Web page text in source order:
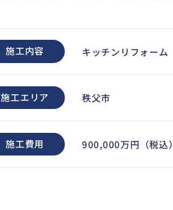
施工内容 キッチンリフォーム
施工エリア 秩父市
施工費用 900,000万円（税込）